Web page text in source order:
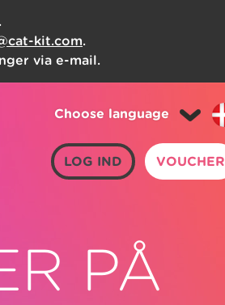
kit.com.
via e-mail.
VOUCHER
LOG IND
Choose language
PÅ